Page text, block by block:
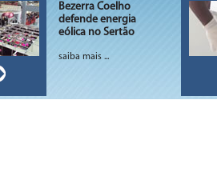
Bezerra Coelho
defende energia
eólica no Sertão
saiba mais ...